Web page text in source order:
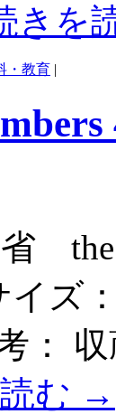
きを
・教育 |
the
ズ
：
む →